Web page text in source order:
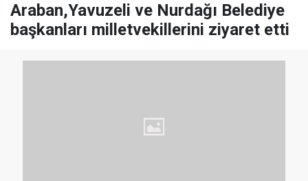
Araban,Yavuzeli ve Nurdağı Belediye
başkanları milletvekillerini ziyaret etti